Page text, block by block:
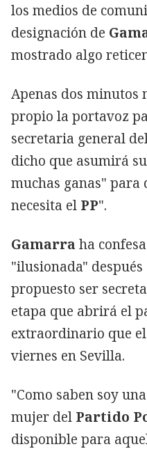
los medios de
designación de
mostrado algo
Apenas dos minutos
propio la portavoz
secretaria general
dicho que asumirá
muchas ganas"
necesita el PP".
Gamarra ha
"ilusionada" después
propuesto ser
etapa que abrirá el
extraordinario que
viernes en Sevilla.
"Como saben soy
mujer del Partido
disponible para